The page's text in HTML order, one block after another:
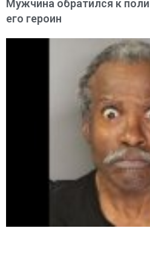
Мужчина обратился к
его героин